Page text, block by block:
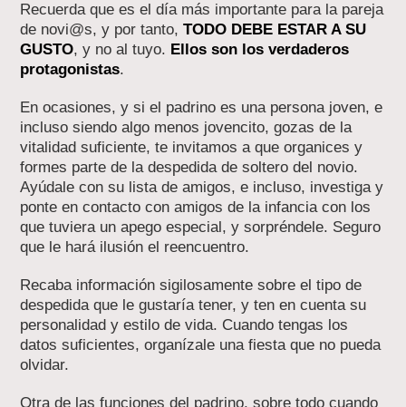
Recuerda que es el día más importante para la pareja
de novi@s, y por tanto,TODO DEBE ESTAR A SU
GUSTO, y no al tuyo. Ellos son los verdaderos
protagonistas.
En ocasiones, y si el padrino es una persona joven, e
incluso siendo algo menos jovencito, gozas de la
vitalidad suficiente, te invitamos a que organices y
formes parte de la despedida de soltero del novio.
Ayúdale con su lista de amigos, e incluso, investiga y
ponte en contacto con amigos de la infancia con los
que tuviera un apego especial, y sorpréndele. Seguro
que le hará ilusión el reencuentro.
Recaba información sigilosamente sobre el tipo de
despedida que le gustaría tener, y ten en cuenta su
personalidad y estilo de vida. Cuando tengas los
datos suficientes, organízale una fiesta que no pueda
olvidar.
Otra de las funciones del padrino, sobre todo cuando